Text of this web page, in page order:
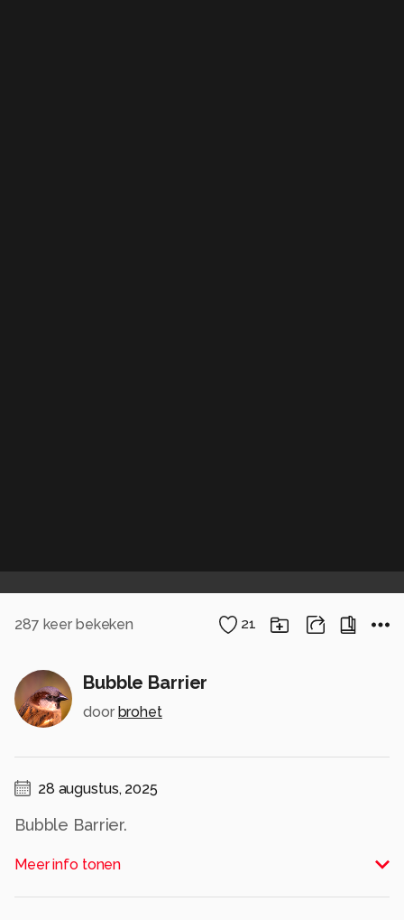
287 keer bekeken 21
Bubble Barrier
door brohet
28 augustus, 2025
Bubble Barrier.
Amsterdam wil de Bubble Barrier behouden. Het
systeem cre'eert een lijn van luchtbelletjes in
Meer info tonen